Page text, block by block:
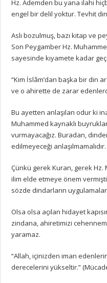
Hz. Ademden bu yana ilahi
engel bir delil yoktur. Tevhit
Aslı bozulmuş, bazı kitap ve
Son Peygamber Hz.
sayesinde kıyamete kadar
“Kim İslâm’dan başka bir din
ve o ahirette de zarar
Bu ayetten anlaşılan odur ki
Muhammed kaynaklı
vurmayacağız. Buradan,
edilmeyeceği anlaşılmamalıdır.
Çünkü gerek Kuran, gerek
ilim elde etmeye önem
sözde dindarların
Olsa olsa açılan hidayet
zindana, ahiretimizi
yaramaz.
“Allah, içinizden iman
derecelerini yükseltir.”